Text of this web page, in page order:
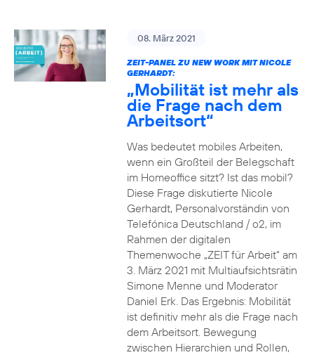
08. März 2021
ZEIT-PANEL ZU NEW WORK MIT NICOLE
GERHARDT:
„Mobilität ist mehr als
die Frage nach dem
Arbeitsort“
Was bedeutet mobiles Arbeiten,
wenn ein Großteil der Belegschaft
im Homeoffice sitzt? Ist das mobil?
Diese Frage diskutierte Nicole
Gerhardt, Personalvorständin von
Telefónica Deutschland / o2, im
Rahmen der digitalen
Themenwoche „ZEIT für Arbeit“ am
3. März 2021 mit Multiaufsichtsrätin
Simone Menne und Moderator
Daniel Erk. Das Ergebnis: Mobilität
ist definitiv mehr als die Frage nach
dem Arbeitsort. Bewegung
zwischen Hierarchien und Rollen,